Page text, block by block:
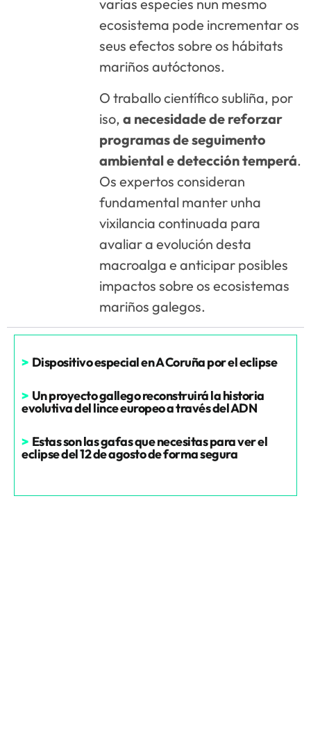
varias especies nun mesmo
ecosistema pode incrementar os
seus efectos sobre os hábitats
mariños autóctonos.
O traballo científico subliña, por
iso,a necesidade de reforzar
programas de seguimento
ambiental e detección temperá.
Os expertos consideran
fundamental manter unha
vixilancia continuada para
avaliar a evolución desta
macroalga e anticipar posibles
impactos sobre os ecosistemas
mariños galegos.
> Dispositivo especial en A Coruña por el eclipse
> Un proyecto gallego reconstruirá la historia
evolutiva del lince europeo a través del ADN
> Estas son las gafas que necesitas para ver el
eclipse del 12 de agosto de forma segura